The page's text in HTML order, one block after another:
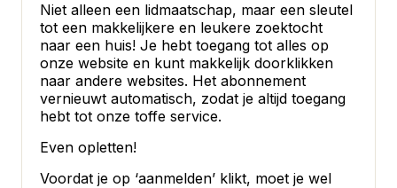
Niet alleen een lidmaatschap, maar een sleutel
tot een makkelijkere en leukere zoektocht
naar een huis! Je hebt toegang tot alles op
onze website en kunt makkelijk doorklikken
naar andere websites. Het abonnement
vernieuwt automatisch, zodat je altijd toegang
hebt tot onze toffe service.
Even opletten!
Voordat je op ‘aanmelden’ klikt, moet je wel